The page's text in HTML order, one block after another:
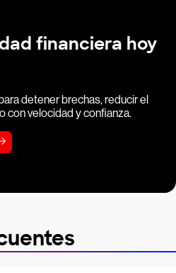
financiera hoy
detener brechas, reducir el
con velocidad y confianza.